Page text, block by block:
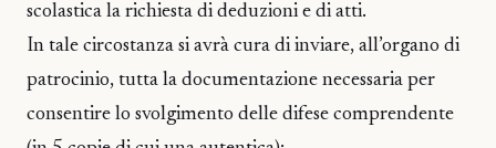
scolastica la richiesta di deduzioni e di atti.
In tale circostanza si avrà cura di inviare, all’organo di
patrocinio, tutta la documentazione necessaria per
consentire lo svolgimento delle difese comprendente